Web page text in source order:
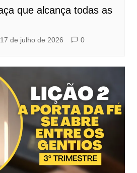
que alcança todas as
17 de julho de 2026 0